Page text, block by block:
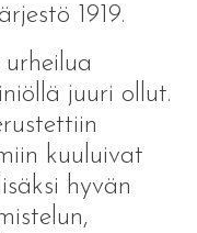
1919.
juuri ollut.
kuuluivat
hyvän